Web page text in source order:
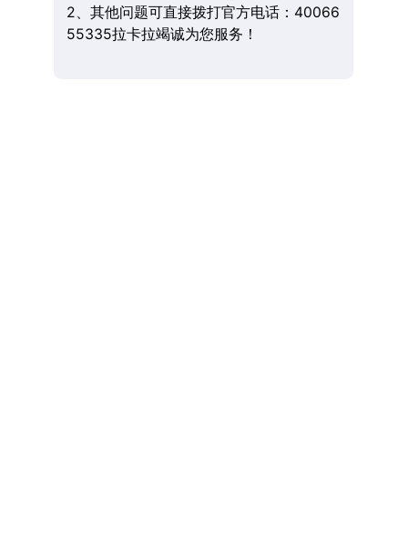
2、其他问题可直接拨打官方电话：40066
55335拉卡拉竭诚为您服务！